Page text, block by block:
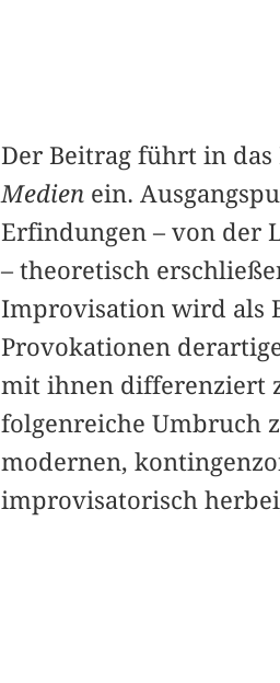
Der Beitrag führt in das
Medienein.
Erfindungen – von der
– theoretisch
Improvisation wird als
Provokationen
mit ihnen differenziert
folgenreiche Umbruch
modernen,
improvisatorisch